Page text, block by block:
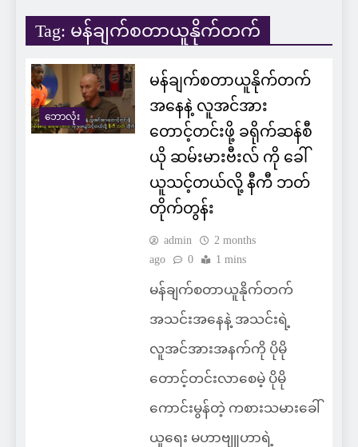
Tag: မန်ချက်စတာယူနိုက်တက်
ဘောလုံး
မန်ချက်စတာယူနိုက်တက်
အနေနဲ့ လူအင်အား
တောင့်တင်းဖို့ ခရိုက်ဆန်စီ
ယို ဆမ်းမားဗီးလ် ကို ခေါ်
ယူသင့်တယ်လို့ နီကီ ဘတ်
တိုက်တွန်း
admin
2 months
ago
0 1 mins
မန်ချက်စတာယူနိုက်တက်
အသင်းအနေနဲ့ အသင်းရဲ့
လူအင်အားအနက်ကို ပိုမို
တောင့်တင်းလာစေမဲ့ ပိုမို
ကောင်းမွန်တဲ့ ကစားသမားခေါ်
ယူရေး မဟာဗျူဟာရဲ့